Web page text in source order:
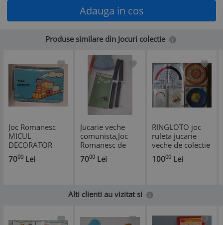
Adauga in cos
Produse similare din Jocuri colectie
Joc Romanesc
MICUL
DECORATOR
1978, incomplet,
stare conform
7000 Lei
Jucarie veche
comunista,Joc
Romanesc de
colectie
SCRABBLE anul
7000 Lei
RINGLOTO joc
ruleta jucarie
veche de colectie
din perioada
comunista
10000 Lei
Alti clienti au vizitat si